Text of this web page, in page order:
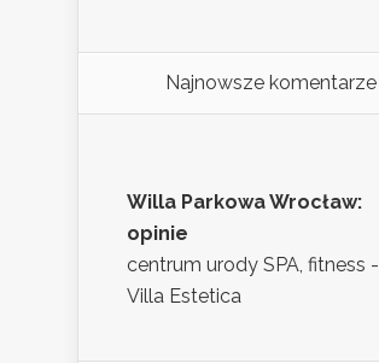
Najnowsze komentarze
Willa Parkowa Wrocław:
opinie
centrum urody SPA, fitness -
Villa Estetica